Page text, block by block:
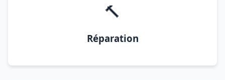
🔨
Réparation